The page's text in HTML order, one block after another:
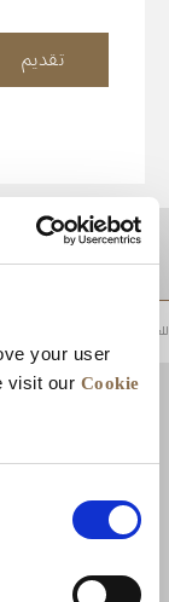
your user
visit our Cookie
تقديم
موقع
للعودة إلى أعلى